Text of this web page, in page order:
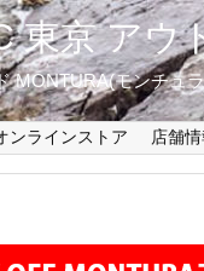
東京 アウ
MONTURA(モンチュ
ンラインストア 店舗